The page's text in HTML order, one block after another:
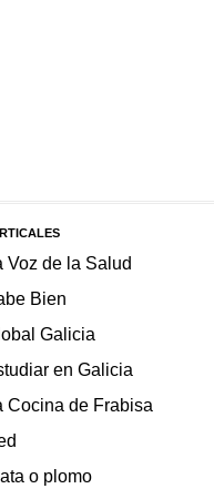
Voz de la Salud
Bien
Galicia
en Galicia
Cocina de Frabisa
o plomo